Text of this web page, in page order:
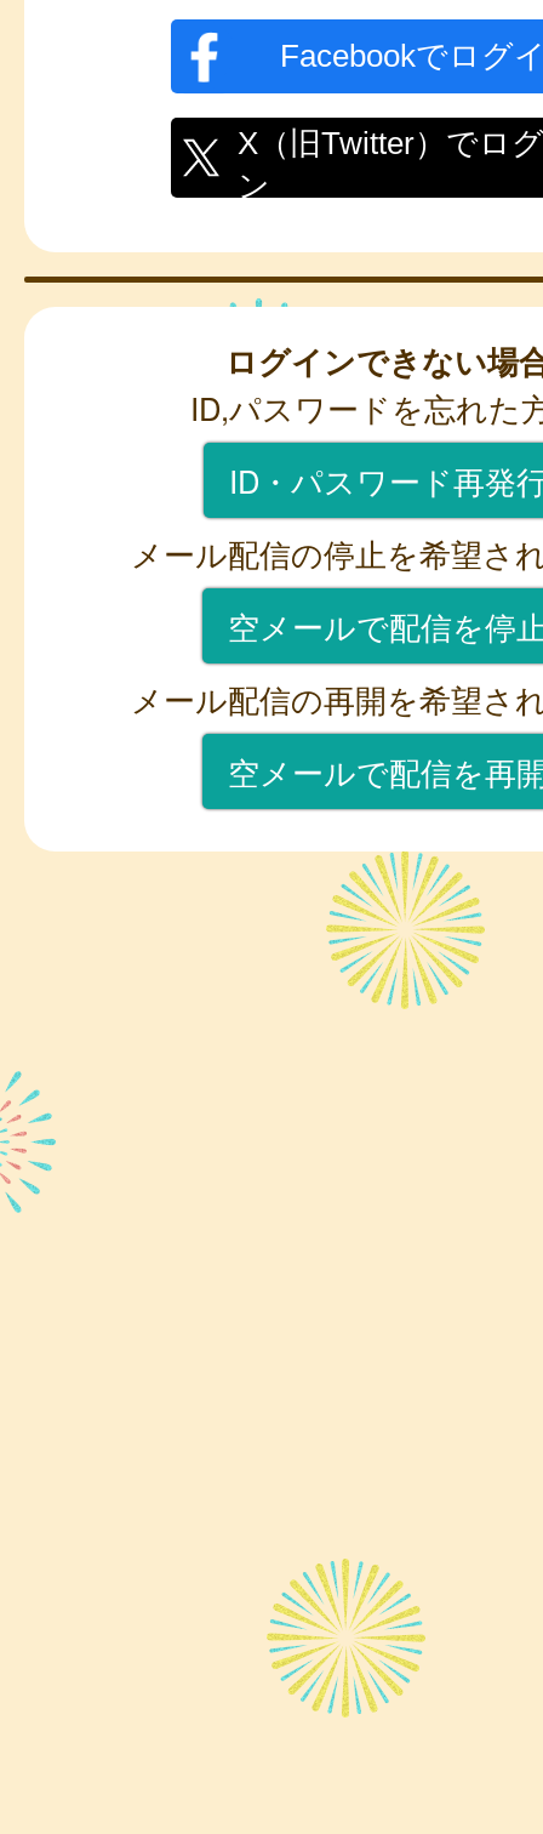
Facebookでログ
X（旧Twitter）でロ
ン
ログインできない場
ID,パスワードを忘れた
ID・パスワード再発
メール配信の停止を希望さ
空メールで配信を停
メール配信の再開を希望さ
空メールで配信を再